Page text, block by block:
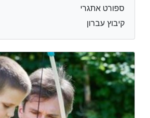
ספורט אתגרי
קיבוץ עברון